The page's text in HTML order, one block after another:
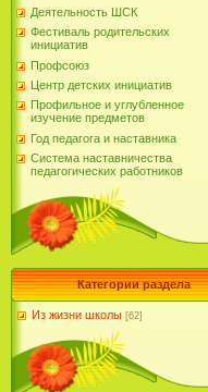
Деятельность ШСК
Фестиваль родительских
инициатив
Профсоюз
Центр детских инициатив
Профильное и углубленное
изучение предметов
Год педагога и наставника
Система наставничества
педагогических работников
Категории раздела
Из жизни школы [62]